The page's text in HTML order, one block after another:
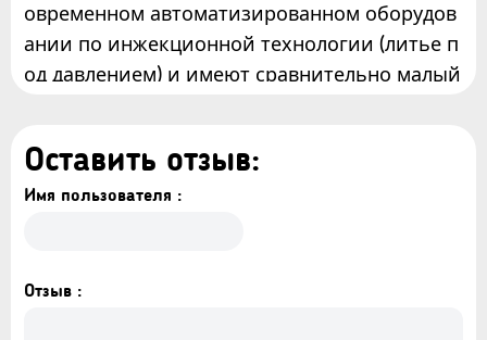
овременном автоматизированном оборудов
ании по инжекционной технологии (литье п
од давлением) и имеют сравнительно малый
и. Благодаря сочетанию полиэфирных смол
и натуральных мраморных наполнителей по
ологичен и безопасен для здоровья человек
Оставить отзыв:
Имя пользователя :
Отзыв :